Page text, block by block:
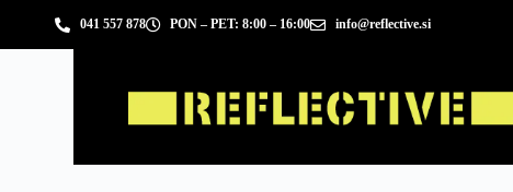
041 557 878 PON – PET: 8:00 – 16:00 info@reflective.si